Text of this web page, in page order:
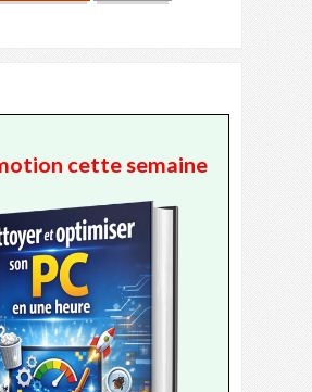
cette semaine